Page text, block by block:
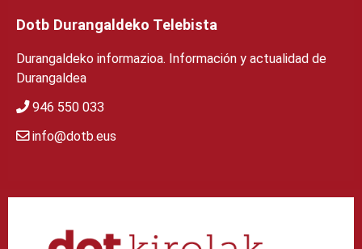
Dotb Durangaldeko Telebista
Durangaldeko informazioa. Información y actualidad de
Durangaldea
946 550 033
info@dotb.eus